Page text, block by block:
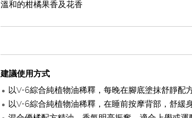
溫和的柑橘果香及花香
建議使用方式
以V-6綜合純植物油稀釋，每晚在腳底塗抹舒靜配
以V-6綜合純植物油稀釋，在睡前按摩背部，舒緩身